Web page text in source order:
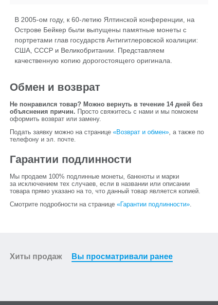
В 2005-ом году, к 60-летию Ялтинской конференции, на
Острове Бейкер были выпущены памятные монеты с
портретами глав государств Антигитлеровской коалиции:
США, СССР и Великобритании. Представляем
качественную копию дорогостоящего оригинала.
Обмен и возврат
Не понравился товар? Можно вернуть в течение 14 дней без
объяснения причин. Просто свяжитесь с нами и мы поможем
оформить возврат или замену.
Подать заявку можно на странице «Возврат и обмен», а также по
телефону и эл. почте.
Гарантии подлинности
Мы продаем 100% подлинные монеты, банкноты и марки
за исключением тех случаев, если в названии или описании
товара прямо указано на то, что данный товар является копией.
Смотрите подробности на странице «Гарантии подлинности».
Хиты продаж Вы просматривали ранее